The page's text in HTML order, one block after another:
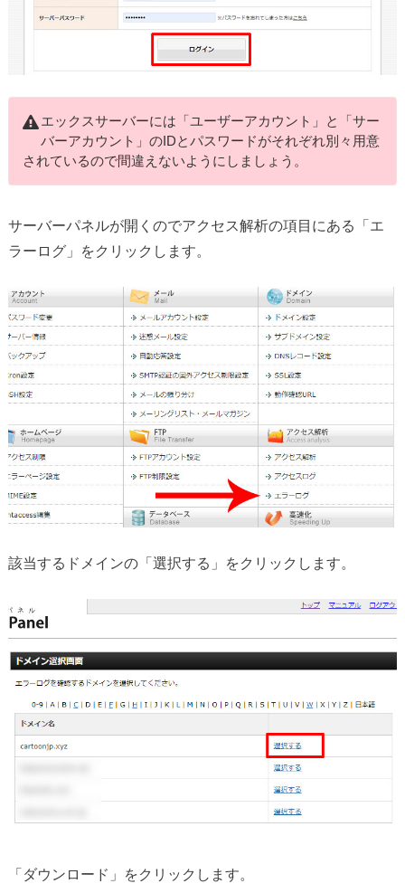
エックスサーバーには「ユーザーアカウント」と「サー
バーアカウント」のIDとパスワードがそれぞれ別々用意
されているので間違えないようにしましょう。
サーバーパネルが開くのでアクセス解析の項目にある「エ
ラーログ」をクリックします。
該当するドメインの「選択する」をクリックします。
「ダウンロード」をクリックします。